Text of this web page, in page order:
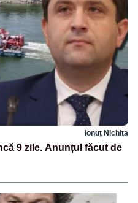
Ionuț Nichita
9 zile. Anunțul făcut de